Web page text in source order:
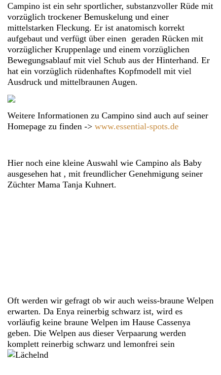
Campino ist ein sehr sportlicher, substanzvoller Rüde mit
vorzüglich trockener Bemuskelung und einer
mittelstarken Fleckung. Er ist anatomisch korrekt
aufgebaut und verfügt über einen geraden Rücken mit
vorzüglicher Kruppenlage und einem vorzüglichen
Bewegungsablauf mit viel Schub aus der Hinterhand. Er
hat ein vorzüglich rüdenhaftes Kopfmodell mit viel
Ausdruck und mittelbraunen Augen.
Weitere Informationen zu Campino sind auch auf seiner
Homepage zu finden -> www.essential-spots.de
Hier noch eine kleine Auswahl wie Campino als Baby
ausgesehen hat , mit freundlicher Genehmigung seiner
Züchter Mama Tanja Kuhnert.
Oft werden wir gefragt ob wir auch weiss-braune Welpen
erwarten. Da Enya reinerbig schwarz ist, wird es
vorläufig keine braune Welpen im Hause Cassenya
geben. Die Welpen aus dieser Verpaarung werden
komplett reinerbig schwarz und lemonfrei sein